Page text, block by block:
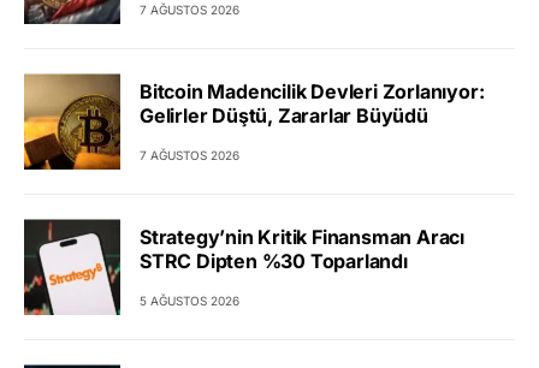
7 AĞUSTOS 2026
Bitcoin Madencilik Devleri Zorlanıyor:
Gelirler Düştü, Zararlar Büyüdü
7 AĞUSTOS 2026
Strategy’nin Kritik Finansman Aracı
STRC Dipten %30 Toparlandı
5 AĞUSTOS 2026